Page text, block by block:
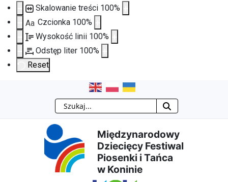
Skalowanie treści 100%
Aa Czcionka 100%
Wysokość linii 100%
Odstęp liter 100%
Reset
Przejdź
treści
głównej
Przejdź
menu
nawigacyjnego
Przejdź
wyszukiwarki
Przejdź
mapy
strony
Szukaj
Międzynarodowy
Dziecięcy Festiwal
Piosenki i Tańca
w Koninie